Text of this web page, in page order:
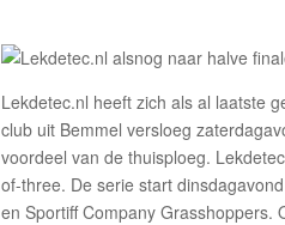
Lekdetec.nl heeft zich als al laatste
club uit Bemmel versloeg
voordeel van de thuisploeg.
of-three. De serie start
en Sportiff Company Grasshoppers.